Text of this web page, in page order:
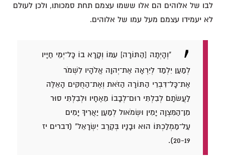
לבו של אלוהים הם אלו ששמו עצמם תחת סמכותו, ולכן לעולם
לא יעמידו עצמם מעל עמו של אלוהים.
"וְהָיְתָה [הַתּוֹרָה] עִמּוֹ וְקָרָא בוֹ כָּל־יְמֵי חַיָּיו
לְמַעַן יִלְמַד לְיִרְאָה אֶת־יְהוָה אֱלֹהָיו לִשְׁמֹר
אֶת־כָּל־דִּבְרֵי הַתּוֹרָה הַזֹּאת וְאֶת־הַחֻקִּים הָאֵלֶּה
לַעֲשֹׂתָם׃ לְבִלְתִּי רוּם־לְבָבוֹ מֵאֶחָיו וּלְבִלְתִּי סוּר
מִן־הַמִּצְוָה יָמִין וּשְׂמֹאול לְמַעַן יַאֲרִיךְ יָמִים
עַל־מַמְלַכְתּוֹ הוּא וּבָנָיו בְּקֶרֶב יִשְׂרָאֵל" (דברים יז
20-19).